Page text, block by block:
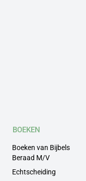
BOEKEN
Boeken van Bijbels
Beraad M/V
Echtscheiding